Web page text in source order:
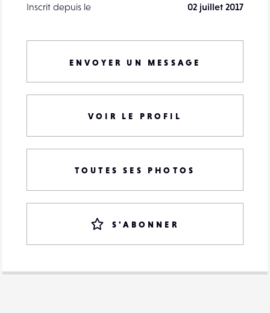
Inscrit depuis le
02 juillet 2017
ENVOYER UN MESSAGE
VOIR LE PROFIL
TOUTES SES PHOTOS
S'ABONNER